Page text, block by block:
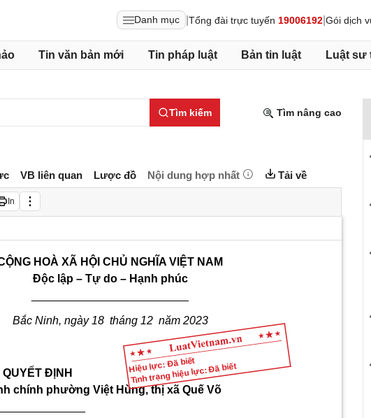
Danh mục Tổng đài trực tuyến 19006192 Gói dịch
Tin văn bản mới Tin pháp luật Bản tin luật Luật sư
Tìm kiếm Tìm nâng cao
VB liên quan Lược đồ Nội dung hợp nhất Tải về
In
Hiệu lực: Đã biết
Tình trạng hiệu lực: Đã biết
HOÀ XÃ HỘI CHỦ NGHĨA VIỆT NAM
Độc lập – Tự do – Hạnh phúc
Bắc Ninh, ngày 18 tháng 12 năm 2023
QUYẾT ĐỊNH
chính phường Việt Hùng, thị xã Quế Võ